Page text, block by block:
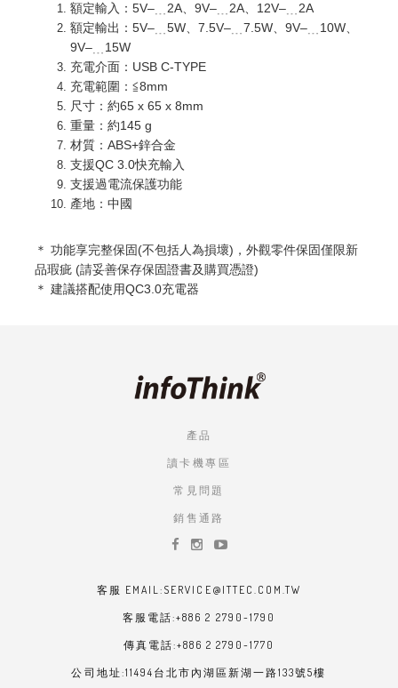
額定輸入：5V–﹍2A、9V–﹍2A、12V–﹍2A
額定輸出：5V–﹍5W、7.5V–﹍7.5W、9V–﹍10W、
9V–﹍15W
充電介面：USB C-TYPE
充電範圍：≦8mm
尺寸：約65 x 65 x 8mm
重量：約145 g
材質：ABS+鋅合金
支援QC 3.0快充輸入
支援過電流保護功能
產地：中國
＊ 功能享完整保固(不包括人為損壞)，外觀零件保固僅限新
品瑕疵 (請妥善保存保固證書及購買憑證)
＊ 建議搭配使用QC3.0充電器
產品
讀卡機專區
常見問題
銷售通路
客服 EMAIL:SERVICE@ITTEC.COM.TW
客服電話:+886 2 2790-1790
傳真電話:+886 2 2790-1770
公司地址:11494台北市內湖區新湖一路133號5樓